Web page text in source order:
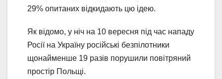
29% опитаних відкидають цю ідею.
Як відомо, у ніч на 10 вересня під час нападу
Росії на Україну російські безпілотники
щонайменше 19 разів порушили повітряний
простір Польщі.